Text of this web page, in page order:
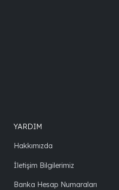
YARDIM
Hakkımızda
İletişim Bilgilerimiz
Banka Hesap Numaraları